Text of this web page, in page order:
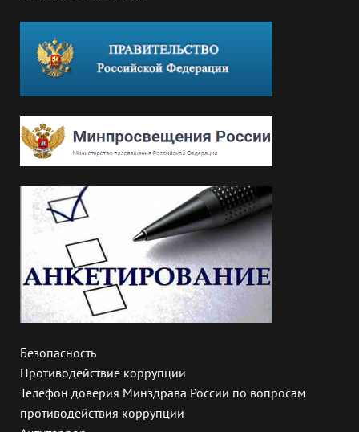
Безопасность
Противодействие коррупции
Телефон доверия Минздрава России по вопросам
противодействия коррупции